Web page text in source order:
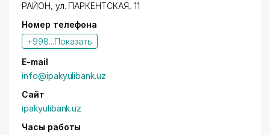
РАЙОН, ул. ПАРКЕНТСКАЯ, 11
Номер телефона
+998...Показать
E-mail
info@ipakyulibank.uz
Сайт
ipakyulibank.uz
Часы работы